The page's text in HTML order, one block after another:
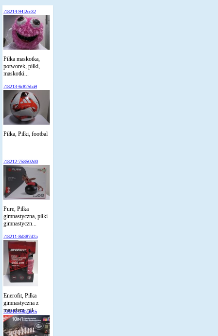
i18214-94f2ee32
Piłka maskotka,
potworek, piłki,
maskotki...
i18213-6c825ba9
Piłka, Piłki, footbal
i18212-758502d0
Pure, Piłka
gimnastyczna, piłki
gimnastyczn...
i18211-8d387d2a
Enerofit, Piłka
gimnastyczna z
masażem, pił...
i18210-c907ab45